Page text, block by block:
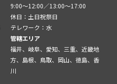
9:00～12:00／13:00～17:00
休日：土日祝祭日
テレワーク：水
管轄エリア
福井、岐阜、愛知、三重、近畿地
方、島根、鳥取、岡山、徳島、香
川